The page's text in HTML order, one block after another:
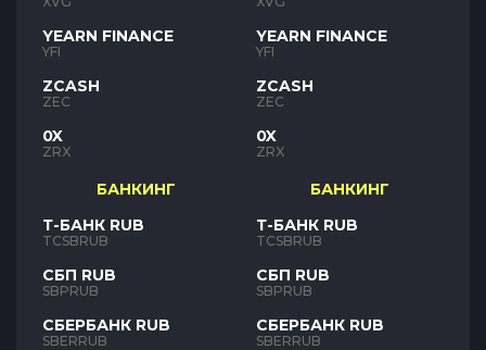
YEARN FINANCE
YFI
ZCASH
ZEC
0X
ZRX
БАНКИНГ
Т-БАНК RUB
TCSBRUB
СБП RUB
SBPRUB
СБЕРБАНК RUB
SBERRUB
YEARN FINANCE
YFI
ZCASH
ZEC
0X
ZRX
БАНКИНГ
Т-БАНК RUB
TCSBRUB
СБП RUB
SBPRUB
СБЕРБАНК RUB
SBERRUB